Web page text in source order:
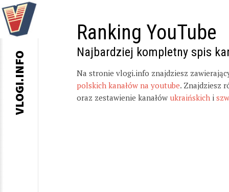
Ranking YouTube
Najbardziej kompletny spis
Na stronie vlogi.info znajdziesz
polskich kanałów na youtube. Znajdziesz
oraz zestawienie kanałów ukraińskich i
VLOGI.INFO